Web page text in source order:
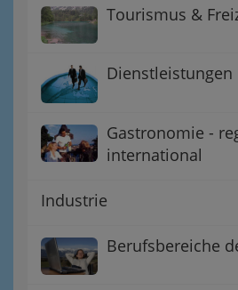
Tourismus &
Dienstleistungen
Gastronomie -
international
Industrie
Berufsbereiche